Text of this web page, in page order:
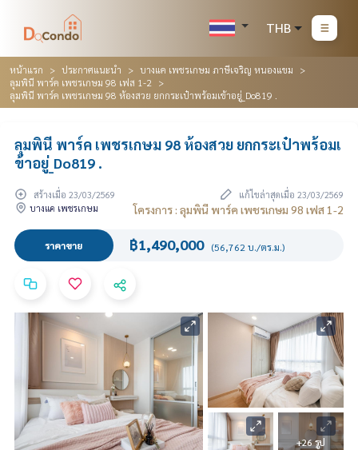
THB
หน้าแรก ประกาศแนะนำ
บางแค เพชรเกษม ภาษีเจริญ หนองแขม
ลุมพินี พาร์ค เพชรเกษม 98 เฟส 1-2
ลุมพินี พาร์ค เพชรเกษม 98 ห้องสวย ยกกระเป๋าพร้อมเข้าอยู่_Do819 .
ลุมพินี พาร์ค เพชรเกษม 98 ห้องสวย ยกกระเป๋าพร้อมเ
ข้าอยู่_Do819 .
สร้างเมื่อ 23/03/2569
แก้ไขล่าสุดเมื่อ 23/03/2569
บางแค เพชรเกษม
โครงการ : ลุมพินี พาร์ค เพชรเกษม 98 เฟส 1-2
ราคาขาย ฿1,490,000 (56,762 บ./ตร.ม.)
+26 รูป